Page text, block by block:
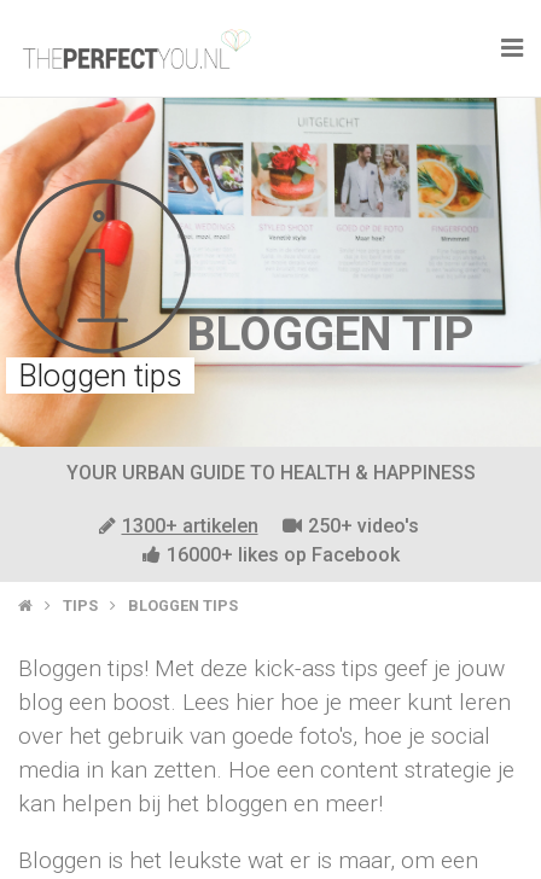

KNAPLEKKER
FOOD
SPORT
DROOM HOME
STYLE
BUSINESS
PERFECT FINDS
WELL TRAVELED
BLOGGEN TIP
Bloggen tips
YOUR URBAN GUIDE TO HEALTH & HAPPINESS
1300+ artikelen
250+ video's
16000+ likes op Facebook
TIPS BLOGGEN TIPS
Bloggen tips! Met deze kick-ass tips geef je jouw
blog een boost. Lees hier hoe je meer kunt leren
over het gebruik van goede foto's, hoe je social
media in kan zetten. Hoe een content strategie je
kan helpen bij het bloggen en meer!
Bloggen is het leukste wat er is maar, om een